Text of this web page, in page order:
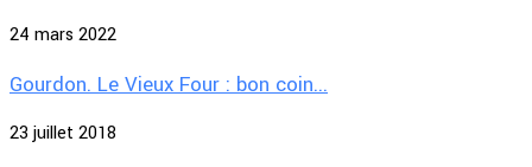
24 mars 2022
Gourdon. Le Vieux Four : bon coin...
23 juillet 2018